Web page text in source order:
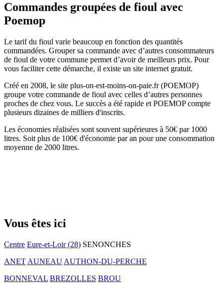
Commandes groupées de fioul avec
Poemop
Le tarif du fioul varie beaucoup en fonction des quantités
commandées. Grouper sa commande avec d’autres consommateurs
de fioul de votre commune permet d’avoir de meilleurs prix. Pour
vous faciliter cette démarche, il existe un site internet gratuit.
Créé en 2008, le site plus-on-est-moins-on-paie.fr (POEMOP)
groupe votre commande de fioul avec celles d’autres personnes
proches de chez vous. Le succès a été rapide et POEMOP compte
plusieurs dizaines de milliers d'inscrits.
Les économies réalisées sont souvent supérieures à 50€ par 1000
litres. Soit plus de 100€ d'économie par an pour une consommation
moyenne de 2000 litres.
Vous êtes ici
Centre Eure-et-Loir (28) SENONCHES
ANET AUNEAU AUTHON-DU-PERCHE
BONNEVAL BREZOLLES BROU